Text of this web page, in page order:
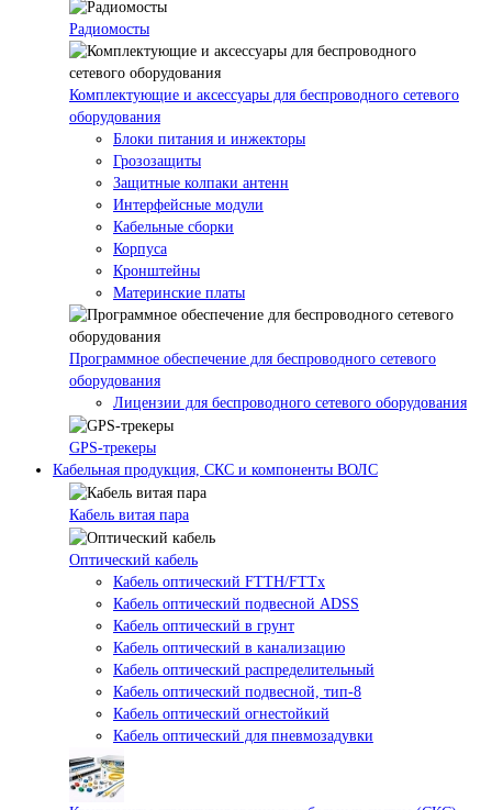
Радиомосты
Комплектующие и аксессуары для беспроводного сетевого
оборудования
Блоки питания и инжекторы
Грозозащиты
Защитные колпаки антенн
Интерфейсные модули
Кабельные сборки
Корпуса
Кронштейны
Материнские платы
Программное обеспечение для беспроводного сетевого
оборудования
Лицензии для беспроводного сетевого оборудования
GPS-трекеры
Кабельная продукция, СКС и компоненты ВОЛС
Кабель витая пара
Оптический кабель
Кабель оптический FTTH/FTTx
Кабель оптический подвесной ADSS
Кабель оптический в грунт
Кабель оптический в канализацию
Кабель оптический распределительный
Кабель оптический подвесной, тип-8
Кабель оптический огнестойкий
Кабель оптический для пневмозадувки